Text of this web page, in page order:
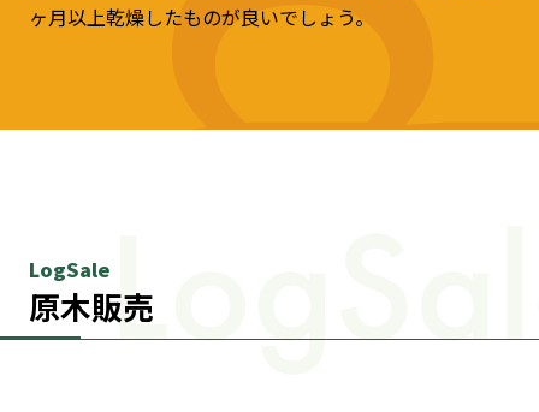
ヶ月以上乾燥したものが良いでしょう。
LogSale
原木販売